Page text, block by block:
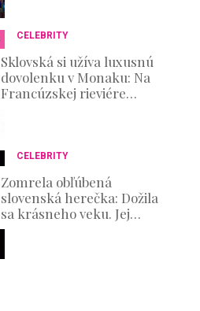
CELEBRITY
Sklovská si užíva luxusnú
dovolenku v Monaku: Na
Francúzskej rieviére
CELEBRITY
Zomrela obľúbená
slovenská herečka: Dožila
sa krásneho veku. Jej
umenie si obľúbili diváci